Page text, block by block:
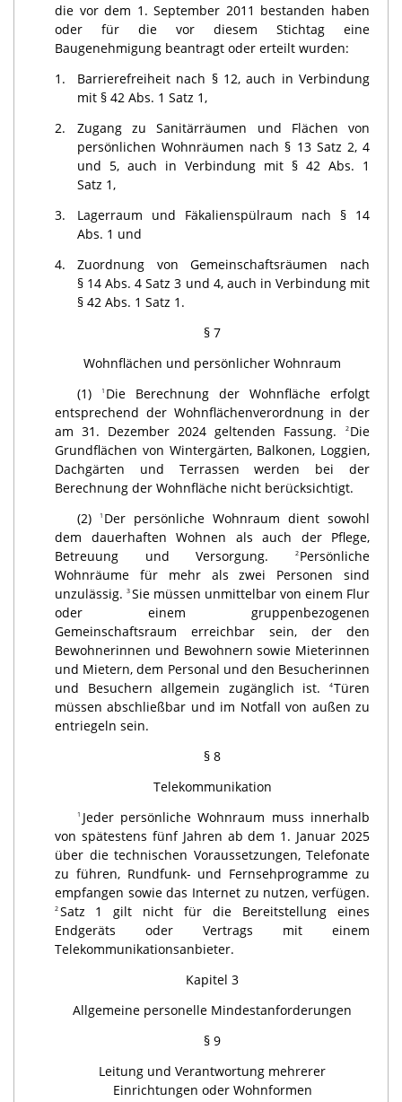
die vor dem 1. September 2011 bestanden haben
oder für die vor diesem Stichtag eine
Baugenehmigung beantragt oder erteilt wurden:
1.
Barrierefreiheit nach § 12, auch in Verbindung
mit § 42 Abs. 1 Satz 1,
2.
Zugang zu Sanitärräumen und Flächen von
persönlichen Wohnräumen nach § 13 Satz 2, 4
und 5, auch in Verbindung mit § 42 Abs. 1
Satz 1,
3.
Lagerraum und Fäkalienspülraum nach § 14
Abs. 1 und
4.
Zuordnung von Gemeinschaftsräumen nach
§ 14 Abs. 4 Satz 3 und 4, auch in Verbindung mit
§ 42 Abs. 1 Satz 1.
§ 7
Wohnflächen und persönlicher Wohnraum
(1)
1 Die Berechnung der Wohnfläche erfolgt
entsprechend der Wohnflächenverordnung in der
am 31. Dezember 2024 geltenden Fassung.
2 Die
Grundflächen von Wintergärten, Balkonen, Loggien,
Dachgärten und Terrassen werden bei der
Berechnung der Wohnfläche nicht berücksichtigt.
(2)
1 Der persönliche Wohnraum dient sowohl
dem dauerhaften Wohnen als auch der Pflege,
Betreuung und Versorgung.
2 Persönliche
Wohnräume für mehr als zwei Personen sind
unzulässig.3 Sie müssen unmittelbar von einem Flur
oder einem gruppenbezogenen
Gemeinschaftsraum erreichbar sein, der den
Bewohnerinnen und Bewohnern sowie Mieterinnen
und Mietern, dem Personal und den Besucherinnen
und Besuchern allgemein zugänglich ist.
4Türen
müssen abschließbar und im Notfall von außen zu
entriegeln sein.
§ 8
Telekommunikation
1 Jeder persönliche Wohnraum muss innerhalb
von spätestens fünf Jahren ab dem 1. Januar 2025
über die technischen Voraussetzungen, Telefonate
zu führen, Rundfunk- und Fernsehprogramme zu
empfangen sowie das Internet zu nutzen, verfügen.
2 Satz 1 gilt nicht für die Bereitstellung eines
Endgeräts oder Vertrags mit einem
Telekommunikationsanbieter.
Kapitel 3
Allgemeine personelle Mindestanforderungen
§ 9
Leitung und Verantwortung mehrerer
Einrichtungen oder Wohnformen